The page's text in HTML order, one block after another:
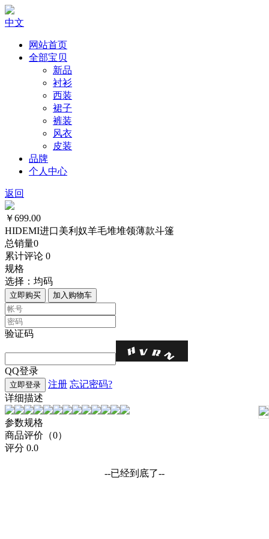
中文
网站首页
全部宝贝
新品
衬衫
西装
裙子
裤装
风衣
皮装
品牌
个人中心
返回
￥699.00
HIDEMI进口美利奴羊毛堆堆领薄款斗篷
总销量0
累计评论 0
规格
选择： 均码
立即购买 加入购物车
验证码
QQ登录
立即登录 注册 忘记密码?
详细描述
参数规格
商品评价（0）
评分 0.0
--已经到底了--